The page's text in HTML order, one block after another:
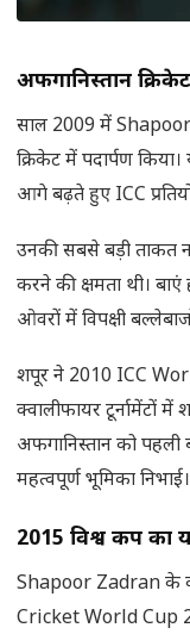
अफगानिस्तान
साल 2009 में Shapoor
क्रिकेट में पदार्पण
आगे बढ़ते हुए ICC
उनकी सबसे बड़ी ताकत
करने की क्षमता थी।
ओवरों में विपक्षी
शपूर ने 2010 ICC
क्वालीफायर टूर्नामेंटों में
अफगानिस्तान को पहली
महत्वपूर्ण भूमिका निभाई।
2015 विश्व कप का
Shapoor Zadran के
Cricket World Cup